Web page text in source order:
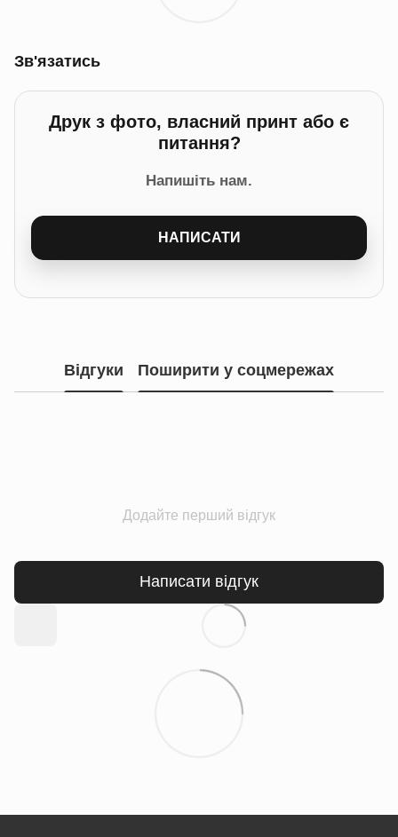
Зв'язатись
Друк з фото, власний принт або є
питання?
Напишіть нам.
НАПИСАТИ
Відгуки Поширити у соцмережах
Додайте перший відгук
Написати відгук